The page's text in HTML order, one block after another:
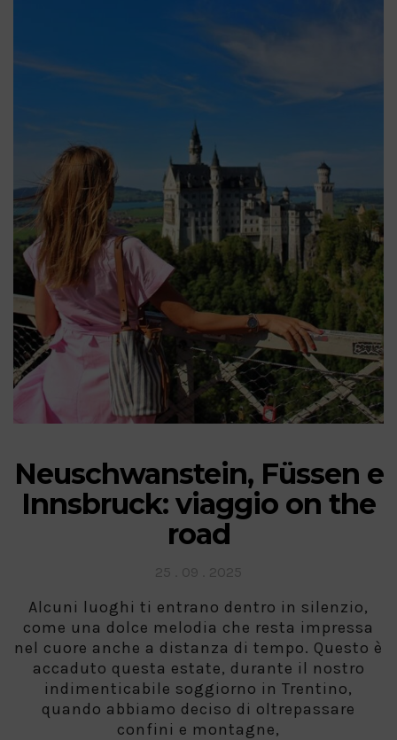
Neuschwanstein, Füssen e
Innsbruck: viaggio on the
road
Alcuni luoghi ti entrano dentro in silenzio,
come una dolce melodia che resta impressa
nel cuore anche a distanza di tempo. Questo è
accaduto questa estate, durante il nostro
indimenticabile soggiorno in Trentino,
quando abbiamo deciso di oltrepassare
confini e montagne,